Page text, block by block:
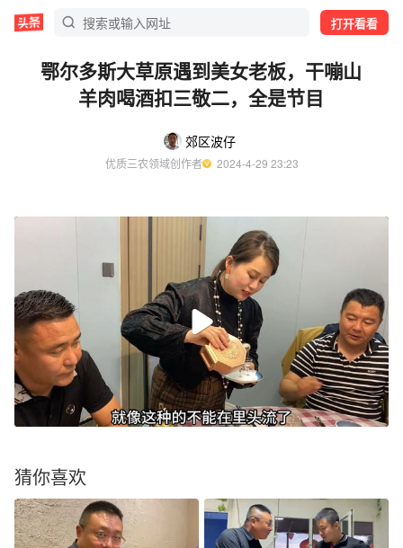
打开看看
鄂尔多斯大草原遇到美女老板，干嘣山
羊肉喝酒扣三敬二，全是节目
郊区波仔
优质三农领域创作者
  2024-4-29 23:23
猜你喜欢